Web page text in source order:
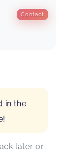
Contact
in the
later or